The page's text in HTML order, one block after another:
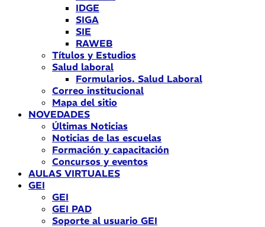
IDGE
SIGA
SIE
RAWEB
Títulos y Estudios
Salud laboral
Formularios. Salud Laboral
Correo institucional
Mapa del sitio
NOVEDADES
Últimas Noticias
Noticias de las escuelas
Formación y capacitación
Concursos y eventos
AULAS VIRTUALES
GEI
GEI
GEI PAD
Soporte al usuario GEI